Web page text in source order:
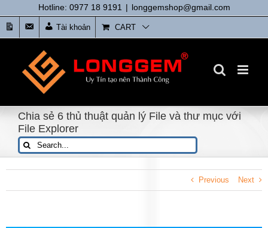
to
content
Hotline: 0977 18 9191 | longgemshop@gmail.com
tức
Liên
Hệ
Tài khoản CART
Chia sẻ 6 thủ thuật quản lý File và thư mục với
File Explorer
Search
for:
Previous Next